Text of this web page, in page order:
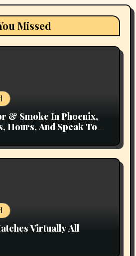
Missed
& Smoke In Phoenix,
Hours, And Speak To
Virtually All